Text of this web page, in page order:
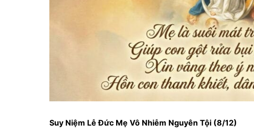
Suy Niệm Lễ Đức Mẹ Vô Nhiễm Nguyên Tội (8/12)